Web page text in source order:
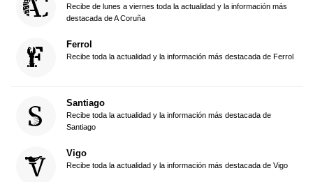
Recibe de lunes a viernes toda la actualidad y la información más
destacada de A Coruña
Ferrol
Recibe toda la actualidad y la información más destacada de Ferrol
Santiago
Recibe toda la actualidad y la información más destacada de
Santiago
Vigo
Recibe toda la actualidad y la información más destacada de Vigo